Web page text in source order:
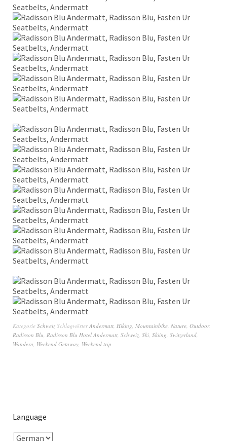
Kategorie Schweiz SchlagwörterAndermatt, Hiking, Mountainbike, Nature, Outdoor,
Radisson Blu, Radisson Blu Hotel Andermatt, Schweiz, Ski, Skiing, Switzerland,
Wandern, Weekend Getaway, Weekend trip
Language